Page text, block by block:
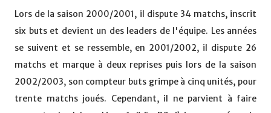
Lors de la saison 2000/2001, il dispute 34 matchs, inscrit
six buts et devient un des leaders de l'équipe. Les années
se suivent et se ressemble, en 2001/2002, il dispute 26
matchs et marque à deux reprises puis lors de la saison
2002/2003, son compteur buts grimpe à cinq unités, pour
trente matchs joués. Cependant, il ne parvient à faire